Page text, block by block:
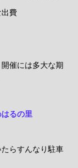
費
催には多大な期
るの里
らすんなり駐車